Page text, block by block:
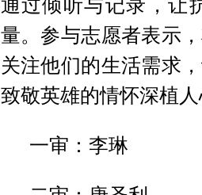
通过倾听与记录，让
量。参与志愿者表示
关注他们的生活需求
致敬英雄的情怀深植
一审：李琳